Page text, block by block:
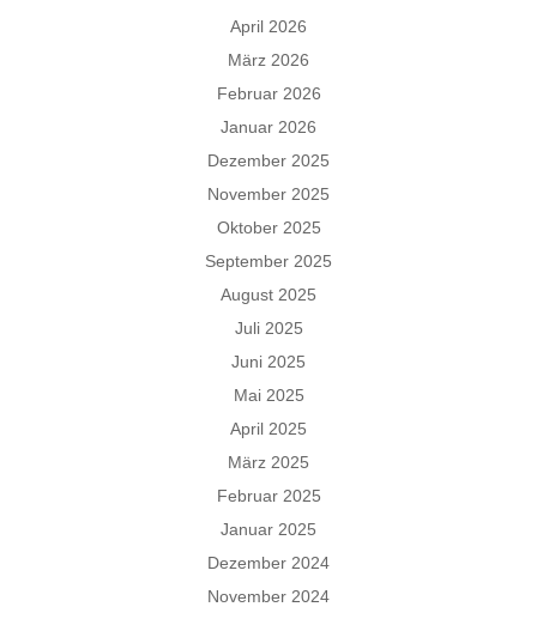
April 2026
März 2026
Februar 2026
Januar 2026
Dezember 2025
November 2025
Oktober 2025
September 2025
August 2025
Juli 2025
Juni 2025
Mai 2025
April 2025
März 2025
Februar 2025
Januar 2025
Dezember 2024
November 2024